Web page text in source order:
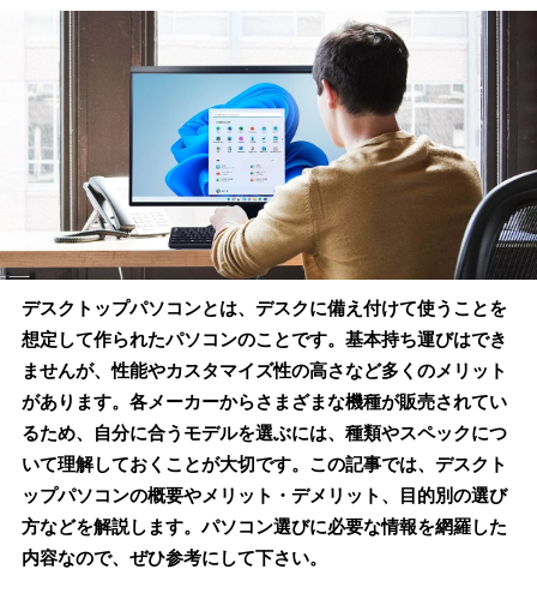
デスクトップパソコンとは、デスクに備え付けて使うことを
想定して作られたパソコンのことです。基本持ち運びはでき
ませんが、性能やカスタマイズ性の高さなど多くのメリット
があります。各メーカーからさまざまな機種が販売されてい
るため、自分に合うモデルを選ぶには、種類やスペックにつ
いて理解しておくことが大切です。この記事では、デスクト
ップパソコンの概要やメリット・デメリット、目的別の選び
方などを解説します。パソコン選びに必要な情報を網羅した
内容なので、ぜひ参考にして下さい。